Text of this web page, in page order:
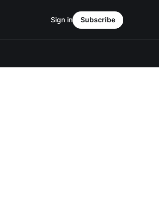
Sign in Subscribe